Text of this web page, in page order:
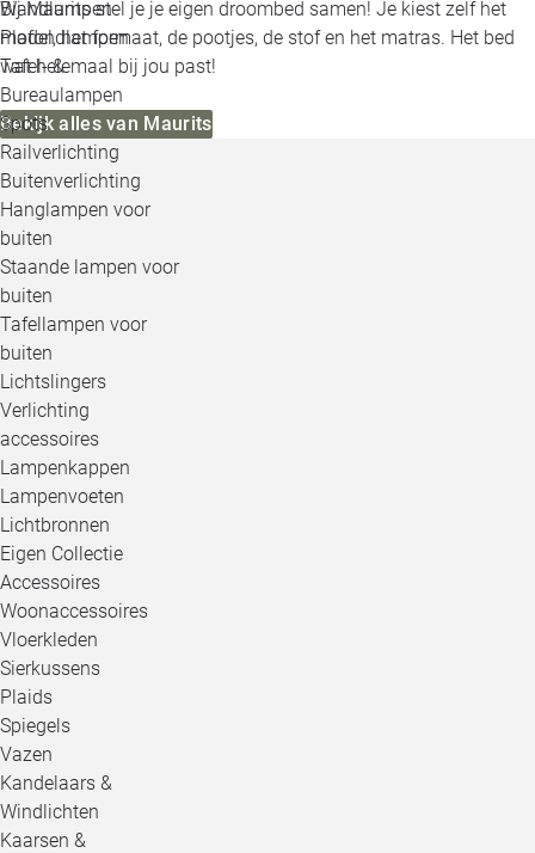
Wandlampen
Plafondlampen
Tafel- &
Bureaulampen
Spots
Railverlichting
Buitenverlichting
Hanglampen voor
buiten
Staande lampen voor
buiten
Tafellampen voor
buiten
Lichtslingers
Verlichting
accessoires
Lampenkappen
Lampenvoeten
Lichtbronnen
Eigen Collectie
Accessoires
Woonaccessoires
Vloerkleden
Sierkussens
Plaids
Spiegels
Vazen
Kandelaars &
Windlichten
Kaarsen &
Bij Maurits stel je je eigen droombed samen! Je kiest zelf het
model, het formaat, de pootjes, de stof en het matras. Het bed
wat helemaal bij jou past!
Bekijk alles van Maurits